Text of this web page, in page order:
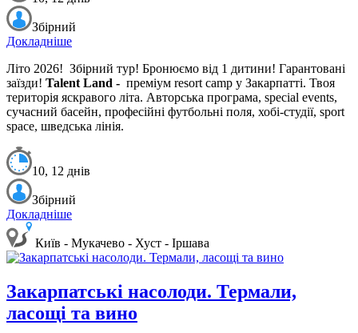
Збірний
Докладніше
Літо 2026! Збірний тур! Бронюємо від 1 дитини! Гарантовані
заїзди! Talent Land - преміум resort camp у Закарпатті. Твоя
територія яскравого літа. Авторська програма, special events,
сучасний басейн, професійні футбольні поля, хобі-студії, sport
space, шведська лінія.
10, 12 днів
Збірний
Докладніше
Київ - Мукачево - Хуст - Іршава
Закарпатські насолоди. Термали,
ласощі та вино